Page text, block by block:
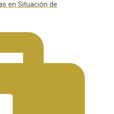
en Situación de